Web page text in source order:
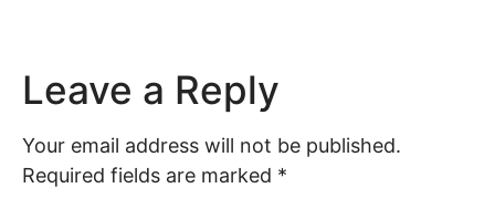
Leave a Reply
Your email address will not be published.
Required fields are marked *